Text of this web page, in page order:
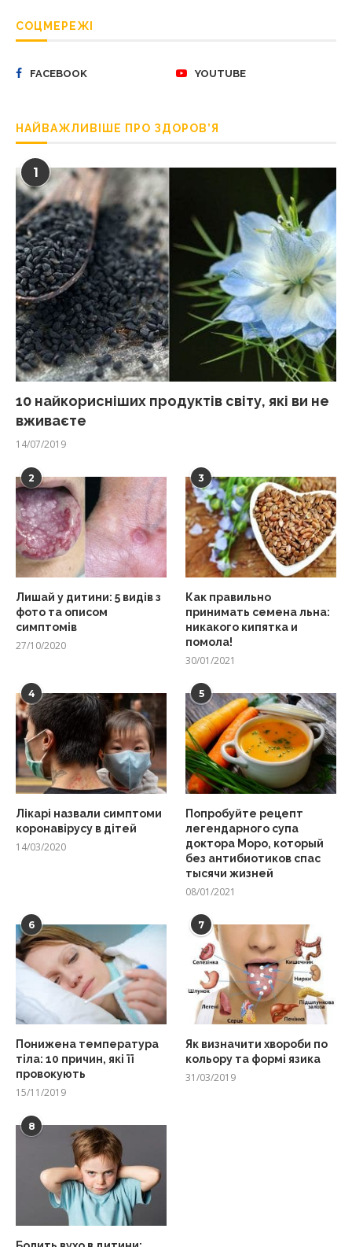
СОЦМЕРЕЖІ
FACEBOOK YOUTUBE
НАЙВАЖЛИВІШЕ ПРО ЗДОРОВ’Я
1
10 найкорисніших продуктів світу, які ви не
вживаєте
14/07/2019
2
Лишай у дитини: 5 видів з
фото та описом
симптомів
27/10/2020
3
Как правильно
принимать семена льна:
никакого кипятка и
помола!
30/01/2021
4
Лікарі назвали симптоми
коронавірусу в дітей
14/03/2020
5
Попробуйте рецепт
легендарного супа
доктора Моро, который
без антибиотиков спас
тысячи жизней
08/01/2021
6
Понижена температура
тіла: 10 причин, які її
провокують
15/11/2019
7
Як визначити хвороби по
кольору та формі язика
31/03/2019
8